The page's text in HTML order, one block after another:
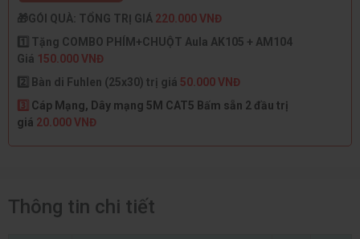
🎁GÓI QUÀ: TỔNG TRỊ GIÁ 220.000 VNĐ
1️⃣ Tặng COMBO PHÍM+CHUỘT Aula AK105 + AM104
Giá 150.000 VNĐ
2️⃣ Bàn di Fuhlen (25x30) trị giá 50.000 VNĐ
3️⃣ Cáp Mạng, Dây mạng 5M CAT5 Bấm sẵn 2 đầu trị
giá 20.000 VNĐ
Thông tin chi tiết